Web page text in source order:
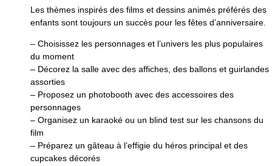
Les thèmes inspirés des films et dessins animés préférés des
enfants sont toujours un succès pour les fêtes d’anniversaire.
– Choisissez les personnages et l’univers les plus populaires
du moment
– Décorez la salle avec des affiches, des ballons et guirlandes
assorties
– Proposez un photobooth avec des accessoires des
personnages
– Organisez un karaoké ou un blind test sur les chansons du
film
– Préparez un gâteau à l’effigie du héros principal et des
cupcakes décorés